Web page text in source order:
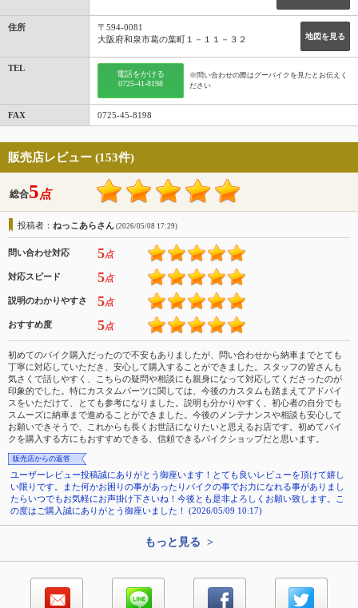
住所
地図を見る
〒594-0081
大阪府和泉市葛の葉町１－１１－３２
TEL
電話をかける
0725-41-8198
※問い合わせの際はグーバイクを見たとお伝えく
ださい
FAX 0725-45-8198
販売店レビュー (153件)
総合5点
投稿者： ねっこあらさん (2026/05/08 17:29)
問い合わせ対応 5点
対応スピード 5点
説明のわかりやすさ 5点
おすすめ度 5点
初めてのバイク購入だったので不安もありましたが、問い合わせから納車までとても
丁寧に対応していただき、安心して購入することができました。スタッフの皆さんも
気さくで話しやすく、こちらの疑問や相談にも親身になって対応してくださったのが
印象的でした。特にカスタムパーツに関しては、今後のカスタムも踏まえてアドバイ
スをいただけて、とても参考になりました。説明も分かりやすく、初心者の自分でも
スムーズに納車まで進めることができました。今後のメンテナンスや相談も安心して
お願いできそうで、これからも長くお世話になりたいと思えるお店です。初めてバイ
クを購入する方にもおすすめできる、信頼できるバイクショップだと思います。
販売店からの返答
ユーザーレビュー投稿誠にありがとう御座います！とても良いレビューを頂けて嬉し
い限りです。また何かお困りの事があったりバイクの事でお力になれる事がありまし
たらいつでもお気軽にお声掛け下さいね！今後とも是非よろしくお願い致します。こ
の度はご購入誠にありがとう御座いました！ (2026/05/09 10:17)
もっと見る >